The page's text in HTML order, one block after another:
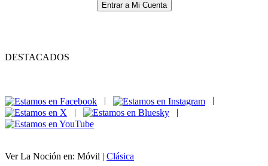
Entrar a Mi Cuenta
DESTACADOS
|
|
Ver La Noción en: Móvil | Clásica